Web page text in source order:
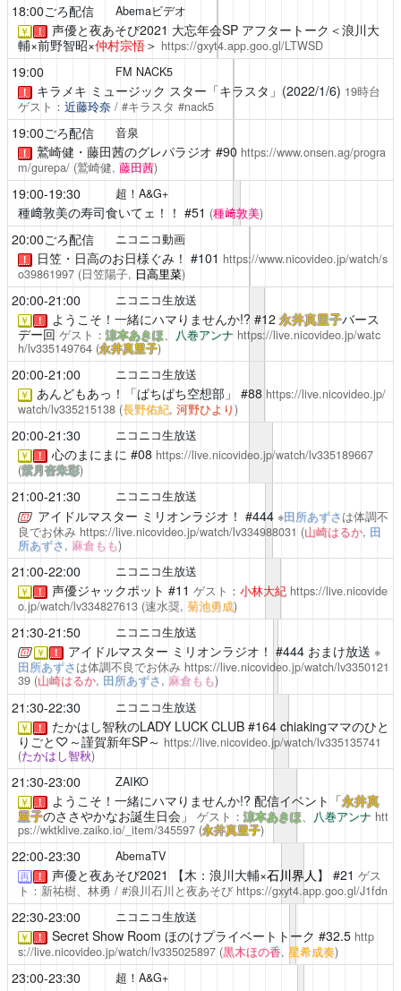
18:00ごろ配信 Abemaビデオ
￥ ！ 声優と夜あそび2021 大忘年会SP アフタートーク＜浪川大
輔×前野智昭×仲村宗悟＞ https://gxyt4.app.goo.gl/LTWSD
19:00 FM NACK5
！ キラメキ ミュージック スター「キラスタ」(2022/1/6) 19時台
ゲスト： 近藤玲奈/ #キラスタ #nack5
19:00ごろ配信 音泉
！ 鷲崎健・藤田茜のグレパラジオ #90 https://www.onsen.ag/progra
m/gurepa/ (鷲崎健, 藤田茜)
19:00-19:30 超！A&G+
種﨑敦美の寿司食いてェ！！ #51 (種﨑敦美)
20:00ごろ配信 ニコニコ動画
！ 日笠・日高のお日様ぐみ！ #101 https://www.nicovideo.jp/watch/s
o39861997 (日笠陽子, 日高里菜)
20:00-21:00 ニコニコ生放送
￥ ！ ようこそ！一緒にハマりませんか!? #12 永井真里子バース
デー回 ゲスト：涼本あきほ、 八巻アンナ https://live.nicovideo.jp/watc
h/lv335149764 (永井真里子)
20:00-21:00 ニコニコ生放送
￥ あんどもあっ！「ぱちぱち空想部」 #88 https://live.nicovideo.jp/
watch/lv335215138 (長野佑紀, 河野ひより)
20:00-21:30 ニコニコ生放送
￥ ！ 心のまにまに #08 https://live.nicovideo.jp/watch/lv335189667
(紫月杏朱彩)
21:00-21:30 ニコニコ生放送
アイドルマスター ミリオンラジオ！ #444 ※田所あずさは体調不
良でお休み https://live.nicovideo.jp/watch/lv334988031 (山崎はるか, 田
所あずさ, 麻倉もも)
21:00-22:00 ニコニコ生放送
￥ ！ 声優ジャックポット #11 ゲスト： 小林大紀 https://live.nicovide
o.jp/watch/lv334827613 (速水奨, 菊池勇成)
21:30-21:50 ニコニコ生放送
￥ ！ アイドルマスター ミリオンラジオ！ #444 おまけ放送 ※
田所あずさは体調不良でお休み https://live.nicovideo.jp/watch/lv3350121
39 (山崎はるか, 田所あずさ, 麻倉もも)
21:30-22:30 ニコニコ生放送
￥ ！ たかはし智秋のLADY LUCK CLUB#164 chiakingママのひと
りごと♡～謹賀新年SP～ https://live.nicovideo.jp/watch/lv335135741
(たかはし智秋)
21:30-23:00 ZAIKO
￥ ！ ようこそ！一緒にハマりませんか!? 配信イベント「永井真
里子のささやかなお誕生日会」 ゲスト：涼本あきほ、 八巻アンナ htt
ps://wktklive.zaiko.io/_item/345597 (永井真里子)
22:00-23:30 AbemaTV
再 ！ 声優と夜あそび2021 【木：浪川大輔×石川界人 】 #21 ゲス
ト：新祐樹、林勇 / #浪川石川と夜あそび https://gxyt4.app.goo.gl/J1fdn
22:30-23:00 ニコニコ生放送
￥ ！ Secret Show Room ほのけプライベートトーク #32.5 http
s://live.nicovideo.jp/watch/lv335025897 (黒木ほの香, 星希成奏)
23:00-23:30 超！A&G+